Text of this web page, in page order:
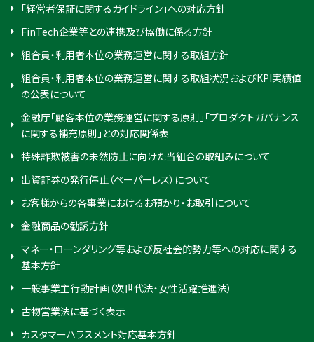
「経営者保証に関するガイドライン」への対応方針
FinTech企業等との連携及び協働に係る方針
組合員・利用者本位の業務運営に関する取組方針
組合員・利用者本位の業務運営に関する取組状況およびKPI実績値
の公表について
金融庁「顧客本位の業務運営に関する原則」「プロダクトガバナンス
に関する補充原則」との対応関係表
特殊詐欺被害の未然防止に向けた当組合の取組みについて
出資証券の発行停止（ペーパーレス）について
お客様からの各事業におけるお預かり・お取引について
金融商品の勧誘方針
マネー・ローンダリング等および反社会的勢力等への対応に関する
基本方針
一般事業主行動計画（次世代法・女性活躍推進法）
古物営業法に基づく表示
カスタマーハラスメント対応基本方針